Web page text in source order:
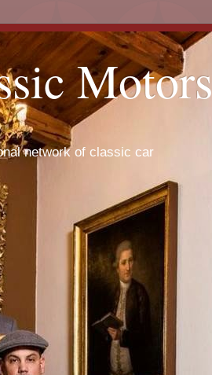
Motors
network of classic car